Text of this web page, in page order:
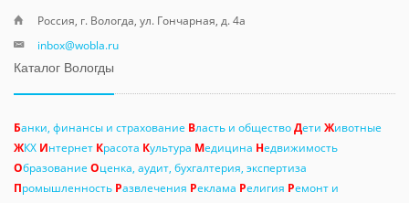
Россия, г. Вологда, ул. Гончарная, д. 4а
inbox@wobla.ru
Каталог Вологды
Банки, финансы и страхование Власть и обществоДети Животные
ЖКХ Интернет Красота Культура Медицина Недвижимость
Образование Оценка, аудит, бухгалтерия, экспертиза
Промышленность Развлечения Реклама Религия Ремонт и